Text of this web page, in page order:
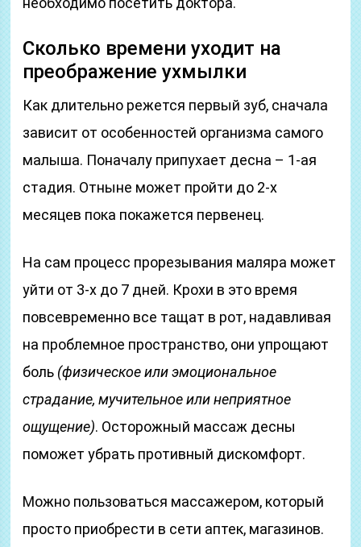
Сколько времени уходит на
преображение ухмылки
Как длительно режется первый зуб, сначала
зависит от особенностей организма самого
малыша. Поначалу припухает десна – 1-ая
стадия. Отныне может пройти до 2-х
месяцев пока покажется первенец.
На сам процесс прорезывания маляра может
уйти от 3-х до 7 дней. Крохи в это время
повсевременно все тащат в рот, надавливая
на проблемное пространство, они упрощают
боль (физическое или эмоциональное
страдание, мучительное или неприятное
ощущение). Осторожный массаж десны
поможет убрать противный дискомфорт.
Можно пользоваться массажером, который
просто приобрести в сети аптек, магазинов.